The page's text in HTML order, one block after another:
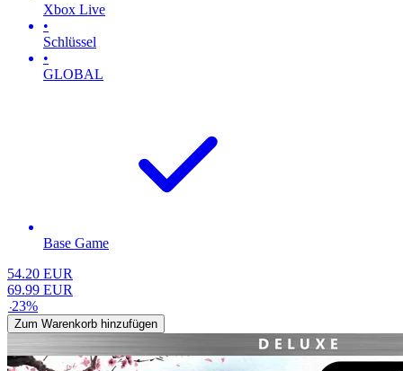
Xbox Live
•
Schlüssel
•
GLOBAL
Base Game
54.20 EUR
69.99 EUR
-23%
Zum Warenkorb hinzufügen